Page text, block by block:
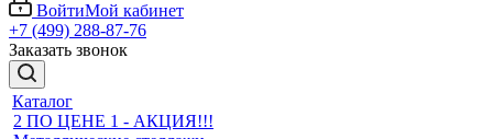
ВойтиМой кабинет
+7 (499) 288-87-76
Заказать звонок
Каталог
2 ПО ЦЕНЕ 1 - АКЦИЯ!!!